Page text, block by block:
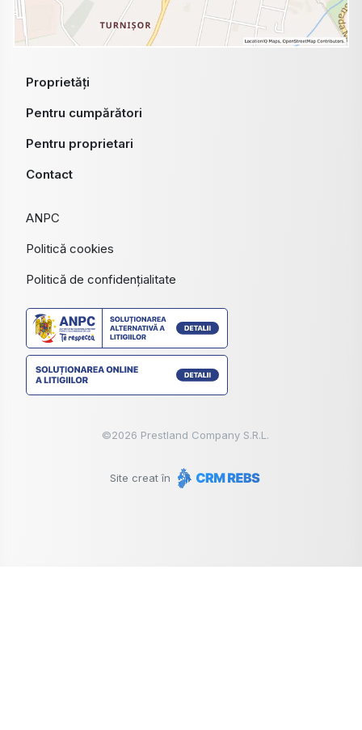
Proprietăți
Pentru cumpărători
Pentru proprietari
Contact
ANPC
Politică cookies
Politică de confidențialitate
©2026 Prestland Company S.R.L.
Site creat în